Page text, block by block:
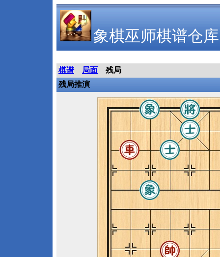
象棋巫师棋谱仓库
棋谱 局面
残局
残局推演